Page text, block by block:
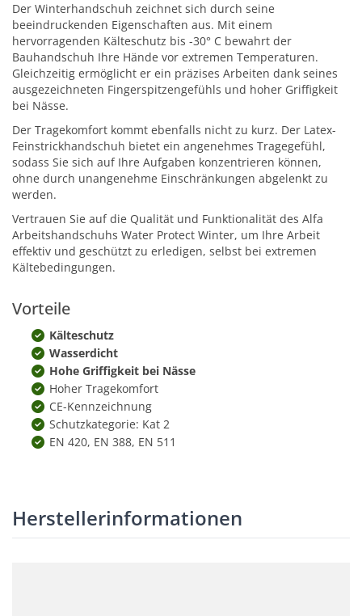
Der Winterhandschuh zeichnet sich durch seine
beeindruckenden Eigenschaften aus. Mit einem
hervorragenden Kälteschutz bis -30° C bewahrt der
Bauhandschuh Ihre Hände vor extremen Temperaturen.
Gleichzeitig ermöglicht er ein präzises Arbeiten dank seines
ausgezeichneten Fingerspitzengefühls und hoher Griffigkeit
bei Nässe.
Der Tragekomfort kommt ebenfalls nicht zu kurz. Der Latex-
Feinstrickhandschuh bietet ein angenehmes Tragegefühl,
sodass Sie sich auf Ihre Aufgaben konzentrieren können,
ohne durch unangenehme Einschränkungen abgelenkt zu
werden.
Vertrauen Sie auf die Qualität und Funktionalität des Alfa
Arbeitshandschuhs Water Protect Winter, um Ihre Arbeit
effektiv und geschützt zu erledigen, selbst bei extremen
Kältebedingungen.
Vorteile
Kälteschutz
Wasserdicht
Hohe Griffigkeit bei Nässe
Hoher Tragekomfort
CE-Kennzeichnung
Schutzkategorie: Kat 2
EN 420, EN 388, EN 511
Herstellerinformationen